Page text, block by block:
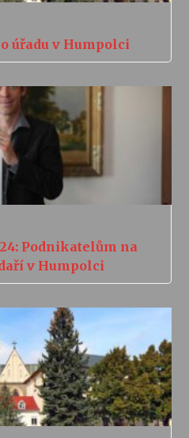
úřadu v Humpolci
Podnikatelům na
v Humpolci